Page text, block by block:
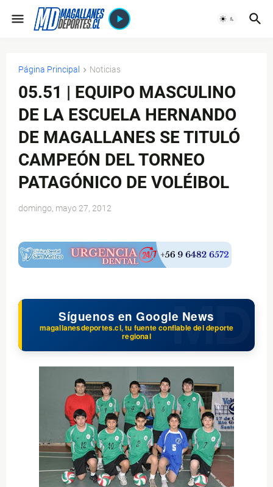
Página Principal Noticias
05.51 | EQUIPO MASCULINO
DE LA ESCUELA HERNANDO
DE MAGALLANES SE TITULÓ
CAMPEÓN DEL TORNEO
PATAGÓNICO DE VOLÉIBOL
domingo, mayo 27, 2012
Síguenos en Google News
magallanesdeportes.cl, tu fuente confiable del deporte
regional